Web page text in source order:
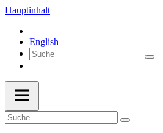
Hauptinhalt
English